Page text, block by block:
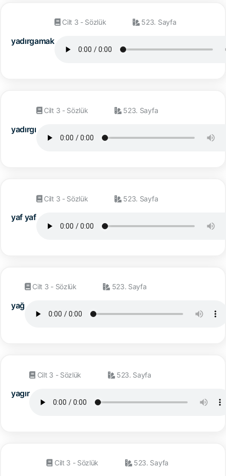
yadırgamak
Cilt 3 - Sözlük 523. Sayfa
yadırgı
Cilt 3 - Sözlük 523. Sayfa
yaf yaf
Cilt 3 - Sözlük 523. Sayfa
yağ
Cilt 3 - Sözlük 523. Sayfa
yagır
Cilt 3 - Sözlük 523. Sayfa
Cilt 3 - Sözlük 523. Sayfa